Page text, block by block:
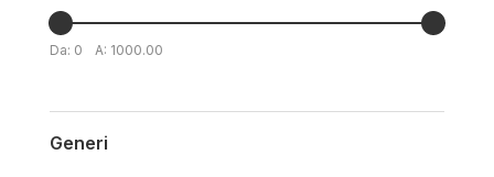
Da: 0 A: 1000.00
Generi